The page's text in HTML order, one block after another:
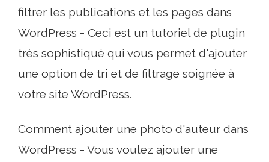
filtrer les publications et les pages dans
WordPress - Ceci est un tutoriel de plugin
très sophistiqué qui vous permet d'ajouter
une option de tri et de filtrage soignée à
votre site WordPress.
Comment ajouter une photo d'auteur dans
WordPress - Vous voulez ajouter une